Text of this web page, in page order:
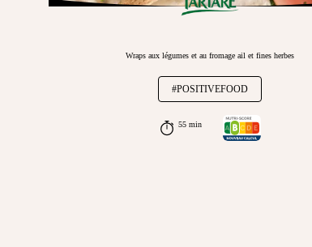
Wraps aux légumes et au fromage ail et fines herbes
#POSITIVEFOOD
55 min